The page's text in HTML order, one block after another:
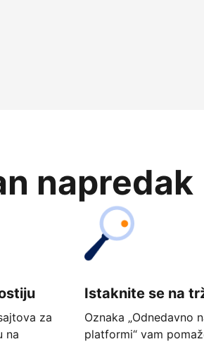
napredak
za
na
Istaknite se na
Oznaka „Odnedavno
platformi“ vam